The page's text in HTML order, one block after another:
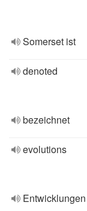
Somerset ist
denoted
bezeichnet
evolutions
Entwicklungen